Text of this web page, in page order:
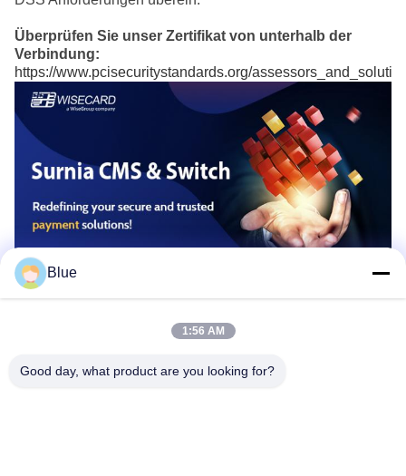
Überprüfen Sie unser Zertifikat von unterhalb der
Verbindung:
https://www.pcisecuritystandards.org/
Blue
1:56 AM
Good day, what product are you looking for?